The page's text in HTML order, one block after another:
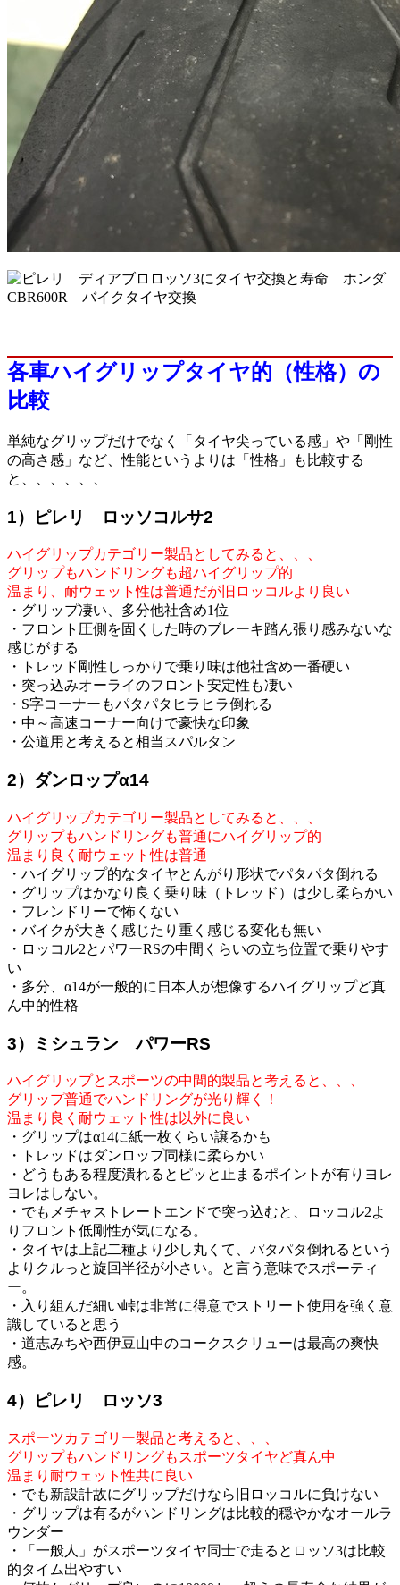
各車ハイグリップタイヤ的（性格）の
比較
単純なグリップだけでなく「タイヤ尖っている感」や「剛性
の高さ感」など、性能というよりは「性格」も比較する
と、、、、、、
1）ピレリ ロッソコルサ2
ハイグリップカテゴリー製品としてみると、、、
グリップもハンドリングも超ハイグリップ的
温まり、耐ウェット性は普通だが旧ロッコルより良い
・グリップ凄い、多分他社含め1位
・フロント圧側を固くした時のブレーキ踏ん張り感みないな
感じがする
・トレッド剛性しっかりで乗り味は他社含め一番硬い
・突っ込みオーライのフロント安定性も凄い
・S字コーナーもパタパタヒラヒラ倒れる
・中～高速コーナー向けで豪快な印象
・公道用と考えると相当スパルタン
2）ダンロップα14
ハイグリップカテゴリー製品としてみると、、、
グリップもハンドリングも普通にハイグリップ的
温まり良く耐ウェット性は普通
・ハイグリップ的なタイヤとんがり形状でパタパタ倒れる
・グリップはかなり良く乗り味（トレッド）は少し柔らかい
・フレンドリーで怖くない
・バイクが大きく感じたり重く感じる変化も無い
・ロッコル2とパワーRSの中間くらいの立ち位置で乗りやす
い
・多分、α14が一般的に日本人が想像するハイグリップど真
ん中的性格
3）ミシュラン パワーRS
ハイグリップとスポーツの中間的製品と考えると、、、
グリップ普通でハンドリングが光り輝く！
温まり良く耐ウェット性は以外に良い
・グリップはα14に紙一枚くらい譲るかも
・トレッドはダンロップ同様に柔らかい
・どうもある程度潰れるとピッと止まるポイントが有りヨレ
ヨレはしない。
・でもメチャストレートエンドで突っ込むと、ロッコル2よ
りフロント低剛性が気になる。
・タイヤは上記二種より少し丸くて、パタパタ倒れるという
よりクルっと旋回半径が小さい。と言う意味でスポーティ
ー。
・入り組んだ細い峠は非常に得意でストリート使用を強く意
識していると思う
・道志みちや西伊豆山中のコークスクリューは最高の爽快
感。
4）ピレリ ロッソ3
スポーツカテゴリー製品と考えると、、、
グリップもハンドリングもスポーツタイヤど真ん中
温まり耐ウェット性共に良い
・でも新設計故にグリップだけなら旧ロッコルに負けない
・グリップは有るがハンドリングは比較的穏やかなオールラ
ウンダー
・「一般人」がスポーツタイヤ同士で走るとロッソ3は比較
的タイム出やすい